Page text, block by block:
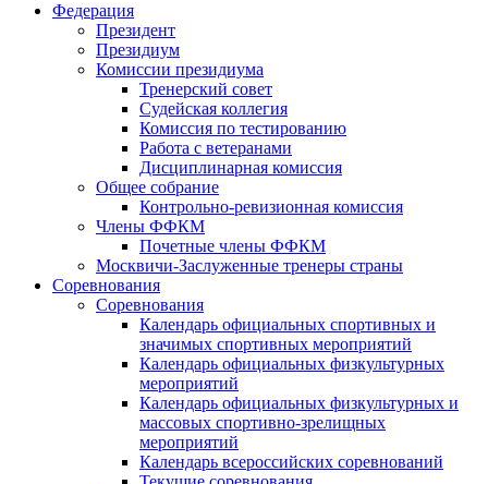
Федерация
Президент
Президиум
Комиссии президиума
Тренерский совет
Судейская коллегия
Комиссия по тестированию
Работа с ветеранами
Дисциплинарная комиссия
Общее собрание
Контрольно-ревизионная комиссия
Члены ФФКМ
Почетные члены ФФКМ
Москвичи-Заслуженные тренеры страны
Соревнования
Соревнования
Календарь официальных спортивных и
значимых спортивных мероприятий
Календарь официальных физкультурных
мероприятий
Календарь официальных физкультурных и
массовых спортивно-зрелищных
мероприятий
Календарь всероссийских соревнований